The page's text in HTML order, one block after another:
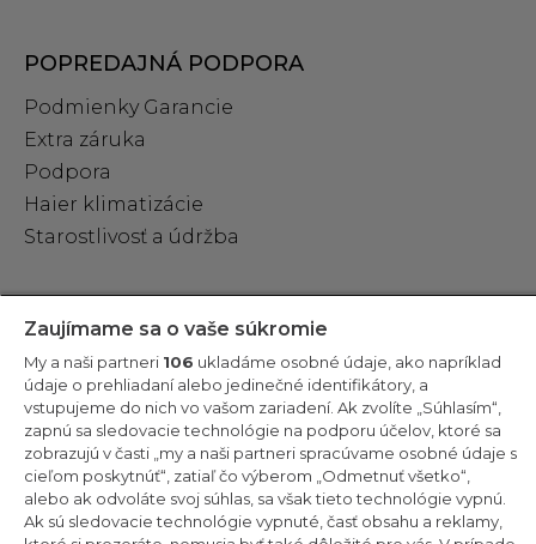
POPREDAJNÁ PODPORA
Podmienky Garancie
Extra záruka
Podpora
Haier klimatizácie
Starostlivosť a údržba
Zostaňte v kontakte!
Odoberajte náš newsletter
CANDY HOOVER GROUP S.r.I. – Jednoosobová spol. s r.o. –
PRÁVNE SÍDLO SPOLOČNOSTI: Via Comolli, 57 – 20861 Brugherio
(MB) – Taliansko – ADMINISTRATÍVNE SÍDLA: Via Privata Eden
Zaujímame sa o vaše súkromie
My a naši partneri 106 ukladáme osobné údaje, ako napríklad
údaje o prehliadaní alebo jedinečné identifikátory, a
vstupujeme do nich vo vašom zariadení. Ak zvolíte „Súhlasím“,
zapnú sa sledovacie technológie na podporu účelov, ktoré sa
zobrazujú v časti „my a naši partneri spracúvame osobné údaje s
cieľom poskytnúť“, zatiaľ čo výberom „Odmetnuť všetko“,
alebo ak odvoláte svoj súhlas, sa však tieto technológie vypnú.
Ak sú sledovacie technológie vypnuté, časť obsahu a reklamy,